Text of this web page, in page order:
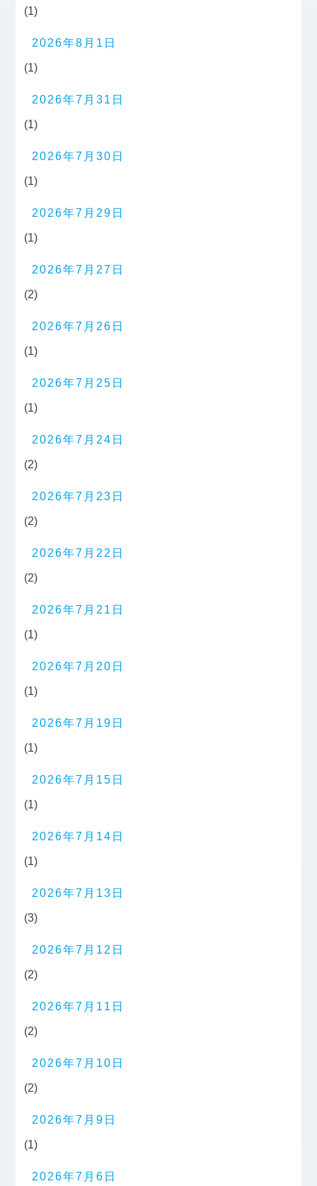
(1)
2026年8月1日
(1)
2026年7月31日
(1)
2026年7月30日
(1)
2026年7月29日
(1)
2026年7月27日
(2)
2026年7月26日
(1)
2026年7月25日
(1)
2026年7月24日
(2)
2026年7月23日
(2)
2026年7月22日
(2)
2026年7月21日
(1)
2026年7月20日
(1)
2026年7月19日
(1)
2026年7月15日
(1)
2026年7月14日
(1)
2026年7月13日
(3)
2026年7月12日
(2)
2026年7月11日
(2)
2026年7月10日
(2)
2026年7月9日
(1)
2026年7月6日